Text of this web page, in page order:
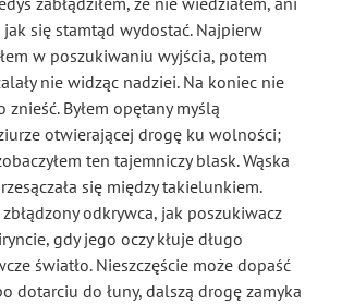
się stamtąd wydostać. Najpierw
w poszukiwaniu wyjścia, potem
nie widząc nadziei. Na koniec nie
znieść. Byłem opętany myślą
otwierającej drogę ku wolności;
ten tajemniczy blask. Wąska
się między takielunkiem.
zbłądzony odkrywca, jak poszukiwacz
gdy jego oczy kłuje długo
światło. Nieszczęście może dopaść
dotarciu do łuny, dalszą drogę zamyka